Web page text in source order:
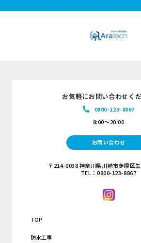
お気軽にお問い合わせく
0800-123-8867
8:00～20:00
お問い合わせ
〒214-0038 神奈川県川崎市多摩区
TEL：0800-123-8867
TOP
防水工事